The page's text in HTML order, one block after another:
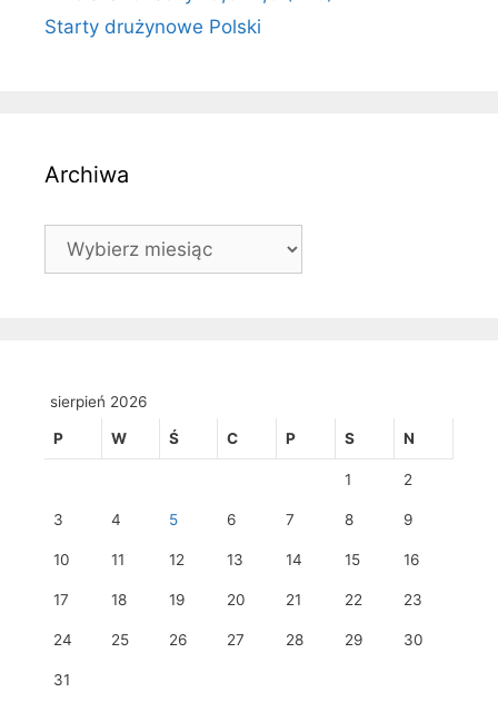
Starty drużynowe Polski
Archiwa
Archiwa
sierpień 2026
P W Ś C P S N
1 2
3 4 5 6 7 8 9
10 11 12 13 14 15 16
17 18 19 20 21 22 23
24 25 26 27 28 29 30
31